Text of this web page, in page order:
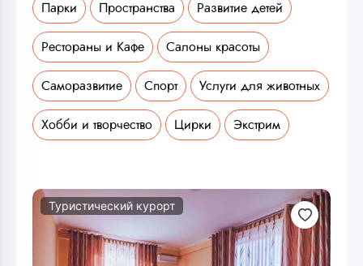
Парки Пространства Развитие детей
Рестораны и Кафе Салоны красоты
Саморазвитие Спорт Услуги для животных
Хобби и творчество Цирки Экстрим
Туристический курорт